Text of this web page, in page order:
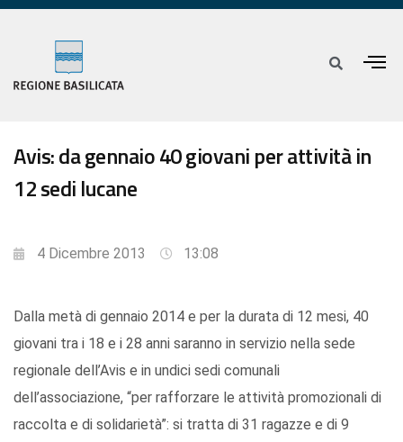
Avis: da gennaio 40 giovani per attività in
12 sedi lucane
4 Dicembre 2013 13:08
Dalla metà di gennaio 2014 e per la durata di 12 mesi, 40
giovani tra i 18 e i 28 anni saranno in servizio nella sede
regionale dell’Avis e in undici sedi comunali
dell’associazione, “per rafforzare le attività promozionali di
raccolta e di solidarietà”: si tratta di 31 ragazze e di 9